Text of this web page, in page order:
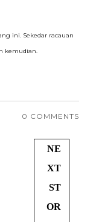
ini. Sekedar racauan
kemudian.
0 COMMENTS
NE
XT
ST
OR